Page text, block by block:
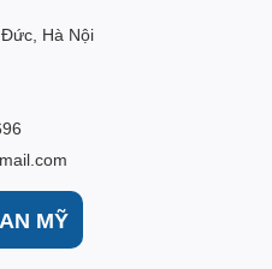
mở quá nhiều lần và thời
nóng vào trong tủ.
phẩm vượt mức quy định.
và ngoài tủ
Hà Nội
MỸ